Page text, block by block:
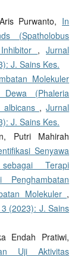
Purwanto, In
(Spatholobus
,Jurnal
J. Sains Kes.
Molekuler
(Phaleria
,Jurnal
J. Sains Kes.
Putri Mahirah
Senyawa
Terapi
Penghambatan
Molekuler ,
(2023): J. Sains
Endah Pratiwi,
Uji Aktivitas